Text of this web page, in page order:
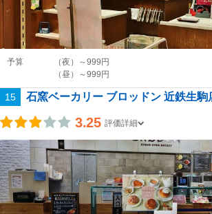
予算
（夜）～999円
（昼）～999円
15 石窯ベーカリー ブロッドン 近鉄生駒
3.25 評価詳細